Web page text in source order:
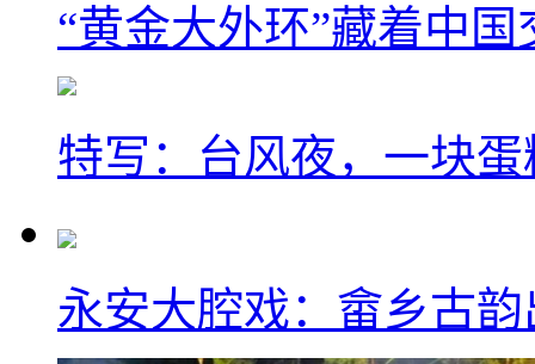
“黄金大外环”藏着中
特写：台风夜，一块
永安大腔戏：畲乡古